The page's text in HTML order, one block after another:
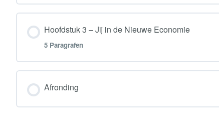
1.2 De invloed van economie
1.3 Het kan ook anders
2.1 Het huidige systeem
2.2 De verschillen
Hoofdstuk 3 – Jij in de Nieuwe Economie
5 Paragrafen
3.1 Wie ben jij in de Nieuwe Economie?
Afronding